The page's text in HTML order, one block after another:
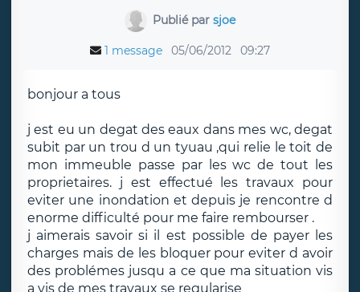
Publié parsjoe
1 message 05/06/2012 09:27
bonjour a tous
j est eu un degat des eaux dans mes wc, degat
subit par un trou d un tyuau ,qui relie le toit de
mon immeuble passe par les wc de tout les
proprietaires. j est effectué les travaux pour
eviter une inondation et depuis je rencontre d
enorme difficulté pour me faire rembourser .
j aimerais savoir si il est possible de payer les
charges mais de les bloquer pour eviter d avoir
des problémes jusqu a ce que ma situation vis
a vis de mes travaux se regularise